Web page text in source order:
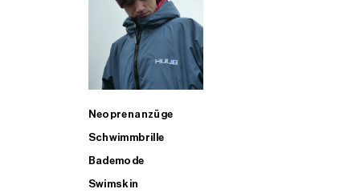
Neoprenanzüge
Schwimmbrille
Bademode
Swimskin